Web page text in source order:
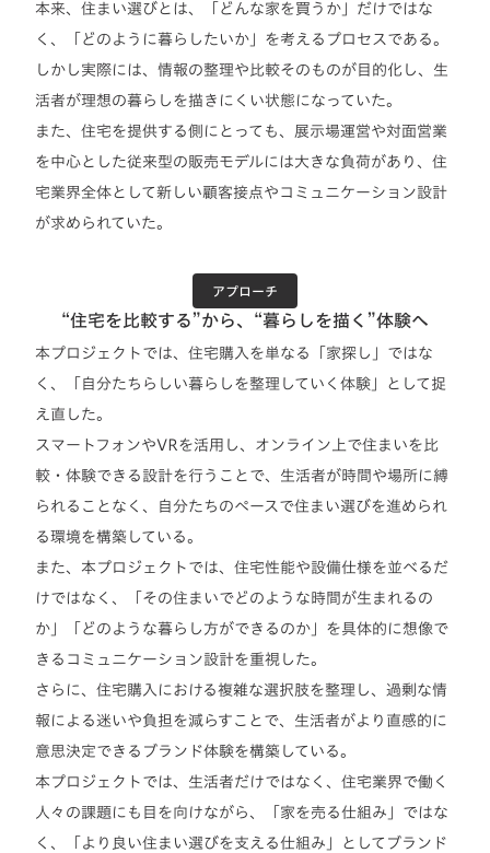
本来、住まい選びとは、「どんな家を買うか」だけではな
く、「どのように暮らしたいか」を考えるプロセスである。
しかし実際には、情報の整理や比較そのものが目的化し、生
活者が理想の暮らしを描きにくい状態になっていた。
また、住宅を提供する側にとっても、展示場運営や対面営業
を中心とした従来型の販売モデルには大きな負荷があり、住
宅業界全体として新しい顧客接点やコミュニケーション設計
が求められていた。
アプローチ
“住宅を比較する”から、“暮らしを描く”体験へ
本プロジェクトでは、住宅購入を単なる「家探し」ではな
く、「自分たちらしい暮らしを整理していく体験」として捉
え直した。
スマートフォンやVRを活用し、オンライン上で住まいを比
較・体験できる設計を行うことで、生活者が時間や場所に縛
られることなく、自分たちのペースで住まい選びを進められ
る環境を構築している。
また、本プロジェクトでは、住宅性能や設備仕様を並べるだ
けではなく、「その住まいでどのような時間が生まれるの
か」「どのような暮らし方ができるのか」を具体的に想像で
きるコミュニケーション設計を重視した。
さらに、住宅購入における複雑な選択肢を整理し、過剰な情
報による迷いや負担を減らすことで、生活者がより直感的に
意思決定できるブランド体験を構築している。
本プロジェクトでは、生活者だけではなく、住宅業界で働く
人々の課題にも目を向けながら、「家を売る仕組み」ではな
く、「より良い住まい選びを支える仕組み」としてブランド